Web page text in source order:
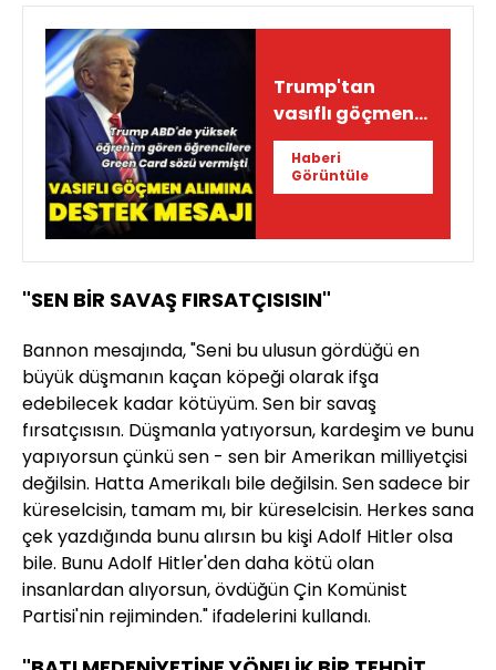
Trump'tan
vasıflı göçmen
alımına destek
mesajı
Haberi
Görüntüle
"SEN BİR SAVAŞ FIRSATÇISISIN"
Bannon mesajında, "Seni bu ulusun gördüğü en
büyük düşmanın kaçan köpeği olarak ifşa
edebilecek kadar kötüyüm. Sen bir savaş
fırsatçısısın. Düşmanla yatıyorsun, kardeşim ve bunu
yapıyorsun çünkü sen - sen bir Amerikan milliyetçisi
değilsin. Hatta Amerikalı bile değilsin. Sen sadece bir
küreselcisin, tamam mı, bir küreselcisin. Herkes sana
çek yazdığında bunu alırsın bu kişi Adolf Hitler olsa
bile. Bunu Adolf Hitler'den daha kötü olan
insanlardan alıyorsun, övdüğün Çin Komünist
Partisi'nin rejiminden." ifadelerini kullandı.